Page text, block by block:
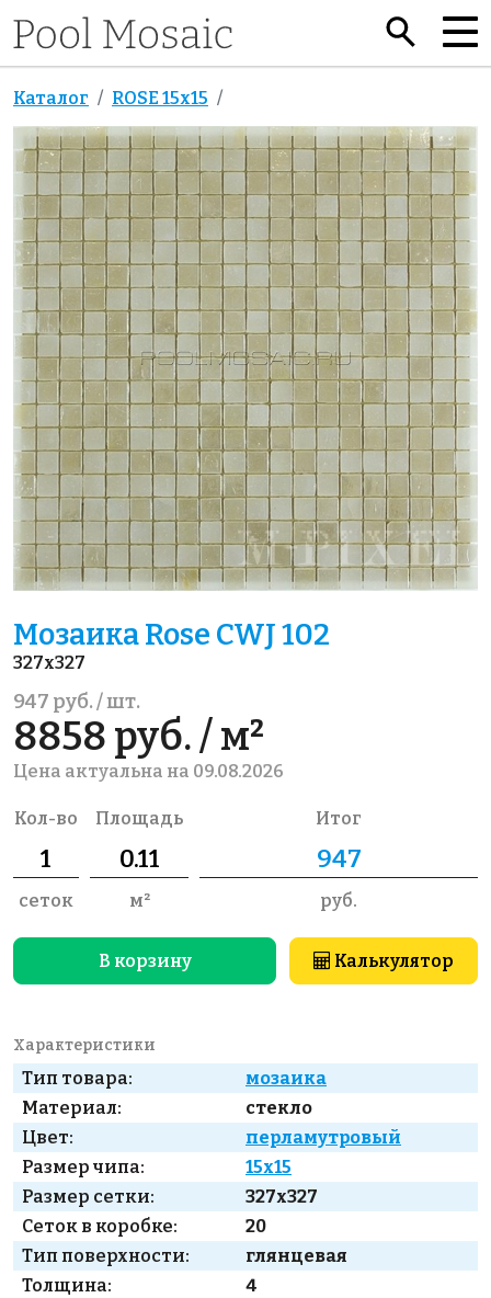
Каталог ROSE 15x15
Мозаика Rose CWJ 102
327x327
947 руб. / шт.
8858 руб. / м²
Цена актуальна на 09.08.2026
Кол-во
сеток
Площадь
м²
Итог
руб.
В корзину Калькулятор
Характеристики
Тип товара:
мозаика
Материал:
стекло
Цвет:
перламутровый
Размер чипа:
15x15
Размер сетки:
327x327
Сеток в коробке:
20
Тип поверхности:
глянцевая
Толщина:
4